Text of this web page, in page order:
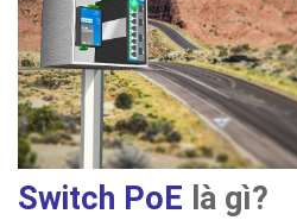
Switch PoE là gì?